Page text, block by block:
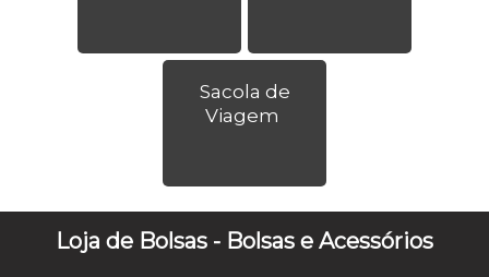
Sacola de
Viagem
Loja de Bolsas - Bolsas e Acessórios